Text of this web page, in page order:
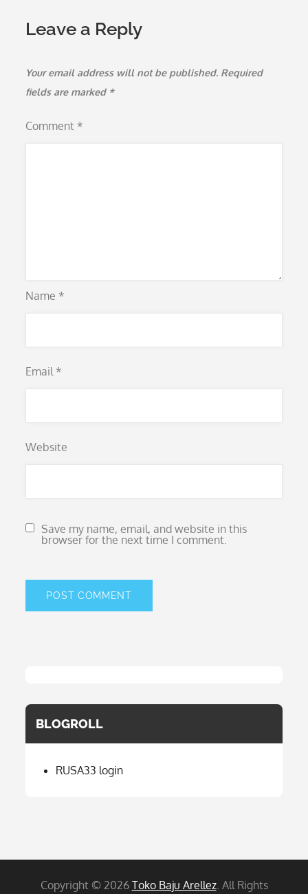
Leave a Reply
Your email address will not be published. Required
fields are marked *
Comment *
Name *
Email *
Website
Save my name, email, and website in this
browser for the next time I comment.
BLOGROLL
RUSA33 login
Copyright © 2026 Toko Baju Arellez. All Rights